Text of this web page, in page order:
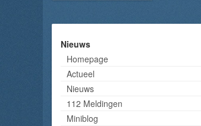
Nieuws
Homepage
Actueel
Nieuws
112 Meldingen
Miniblog